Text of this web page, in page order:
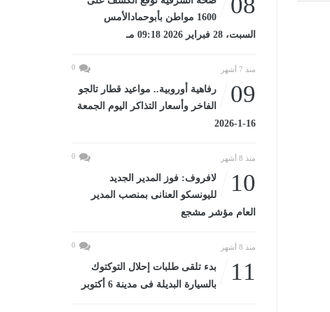
1600 مواطن بأبوحمادالأمس
السبت، 28 فبراير 2026 09:18 مـ
منذ 7 أشهر 0
09
رفاهية أوروبية.. مواعيد قطار تالجو
الفاخر وأسعار التذاكر اليوم الجمعة
16-1-2026
منذ 8 أشهر 0
10
لافروف: فوز المدير الجديد
لليونسكو العنانى بمنصب المدير
العام مؤشر مشجع
منذ 8 أشهر 0
11
بدء تلقى طلبات إحلال التوكتوك
بالسيارة البديلة فى مدينة 6 أكتوبر